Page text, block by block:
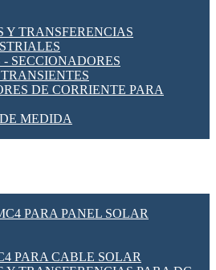
Y TRANSFERENCIAS
SECCIONADORES
DE CORRIENTE PARA
MEDIDA
PARA PANEL SOLAR
PARA CABLE SOLAR